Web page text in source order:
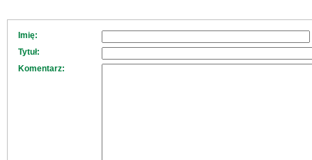
Imię:
Tytuł:
Komentarz: